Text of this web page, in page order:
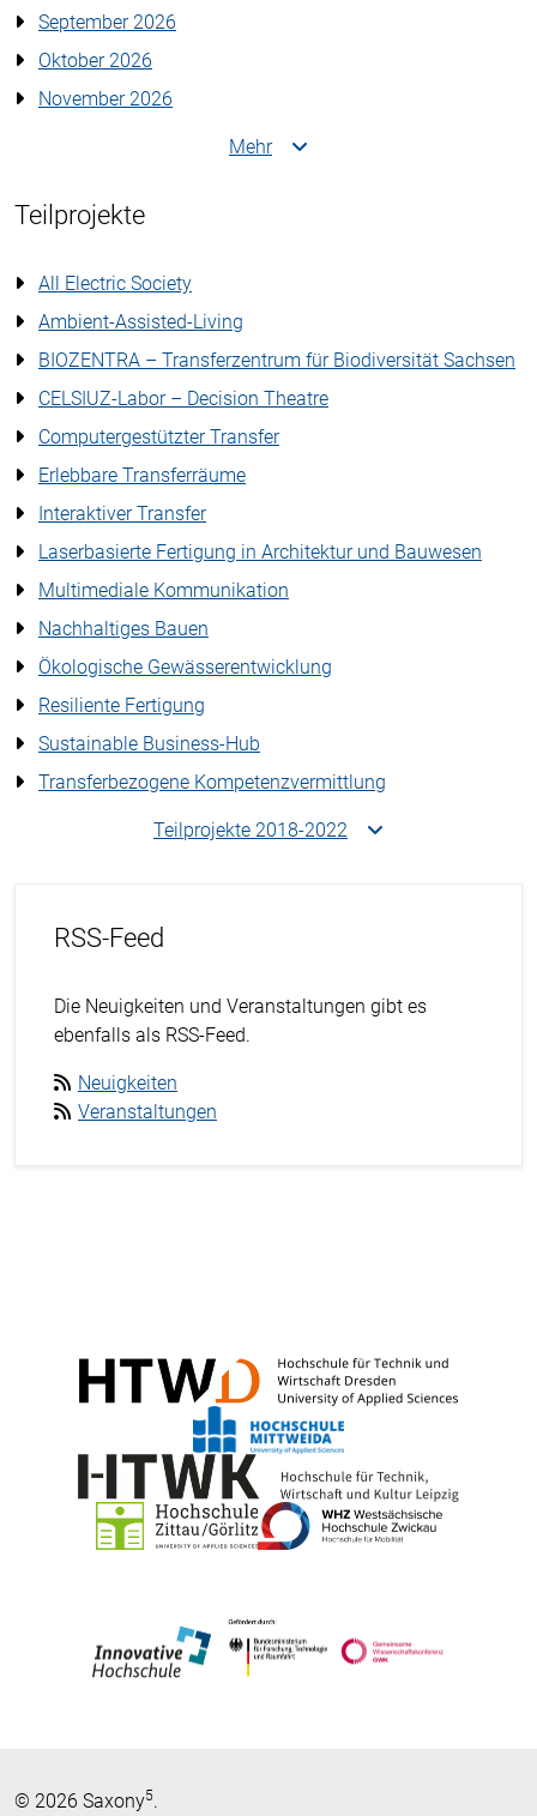
September 2026
Oktober 2026
November 2026
Mehr
Teilprojekte
All Electric Society
Ambient-Assisted-Living
BIOZENTRA – Transferzentrum für Biodiversität Sachsen
CELSIUZ-Labor – Decision Theatre
Computergestützter Transfer
Erlebbare Transferräume
Interaktiver Transfer
Laserbasierte Fertigung in Architektur und Bauwesen
Multimediale Kommunikation
Nachhaltiges Bauen
Ökologische Gewässerentwicklung
Resiliente Fertigung
Sustainable Business-Hub
Transferbezogene Kompetenzvermittlung
Teilprojekte 2018-2022
RSS-Feed
Die Neuigkeiten und Veranstaltungen gibt es
ebenfalls als RSS-Feed.
Neuigkeiten
Veranstaltungen
© 2026 Saxony5.